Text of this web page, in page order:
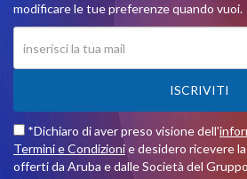
modificare le tue preferenze quando vuoi.
ISCRIVITI
*Dichiaro di aver preso visione dell'
Termini e Condizionie desidero ricevere
offerti da Aruba e dalle Società del Gruppo